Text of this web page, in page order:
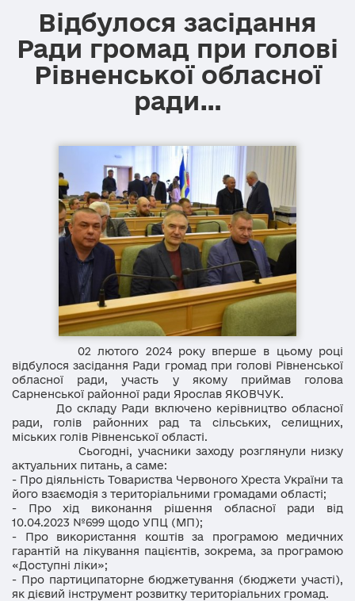
Відбулося засідання
Ради громад при голові
Рівненської обласної
ради…
02 лютого 2024 року вперше в цьому році
відбулося засідання Ради громад при голові Рівненської
обласної ради, участь у якому приймав голова
Сарненської районної ради Ярослав ЯКОВЧУК.
До складу Ради включено керівництво обласної
ради, голів районних рад та сільських, селищних,
міських голів Рівненської області.
Сьогодні, учасники заходу розглянули низку
актуальних питань, а саме:
- Про діяльність Товариства Червоного Хреста України та
його взаємодія з територіальними громадами області;
- Про хід виконання рішення обласної ради від
10.04.2023 №699 щодо УПЦ (МП);
- Про використання коштів за програмою медичних
гарантій на лікування пацієнтів, зокрема, за програмою
«Доступні ліки»;
- Про партиципаторне бюджетування (бюджети участі),
як дієвий інструмент розвитку територіальних громад.